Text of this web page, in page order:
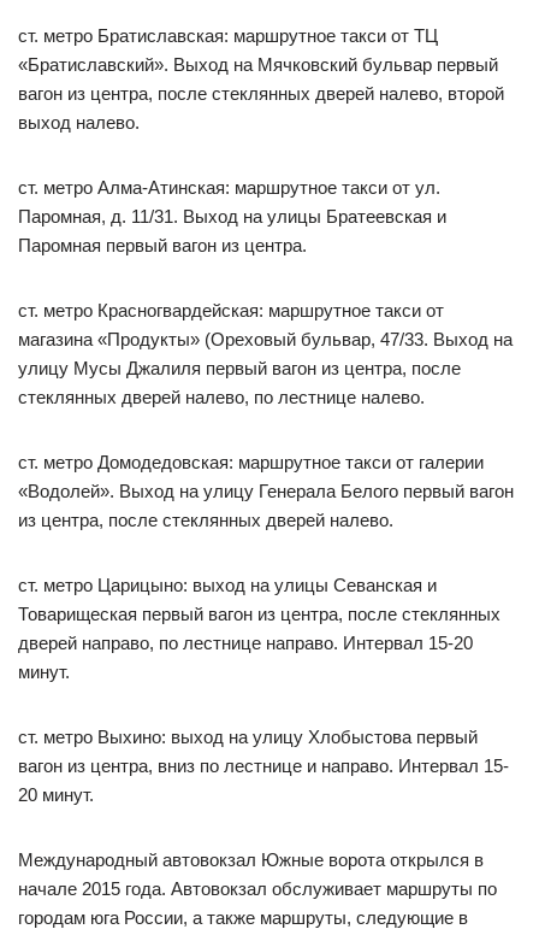
ст. метро Братиславская: маршрутное такси от ТЦ
«Братиславский». Выход на Мячковский бульвар первый
вагон из центра, после стеклянных дверей налево, второй
выход налево.
ст. метро Алма-Атинская: маршрутное такси от ул.
Паромная, д. 11/31. Выход на улицы Братеевская и
Паромная первый вагон из центра.
ст. метро Красногвардейская: маршрутное такси от
магазина «Продукты» (Ореховый бульвар, 47/33. Выход на
улицу Мусы Джалиля первый вагон из центра, после
стеклянных дверей налево, по лестнице налево.
ст. метро Домодедовская: маршрутное такси от галерии
«Водолей». Выход на улицу Генерала Белого первый вагон
из центра, после стеклянных дверей налево.
ст. метро Царицыно: выход на улицы Севанская и
Товарищеская первый вагон из центра, после стеклянных
дверей направо, по лестнице направо. Интервал 15-20
минут.
ст. метро Выхино: выход на улицу Хлобыстова первый
вагон из центра, вниз по лестнице и направо. Интервал 15-
20 минут.
Международный автовокзал Южные ворота открылся в
начале 2015 года. Автовокзал обслуживает маршруты по
городам юга России, а также маршруты, следующие в